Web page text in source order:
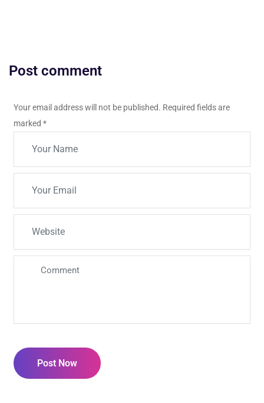
Post comment
Your email address will not be published. Required fields are
marked *
Post Now